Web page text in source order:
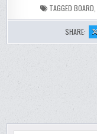
TAGGED BOARD
SHARE: